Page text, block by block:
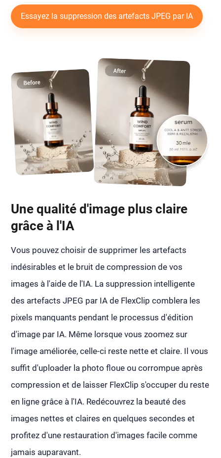
Essayez la suppression des artefacts JPEG par IA
Une qualité d'image plus claire
grâce à l'IA
Vous pouvez choisir de supprimer les artefacts
indésirables et le bruit de compression de vos
images à l'aide de l'IA. La suppression intelligente
des artefacts JPEG par IA de FlexClip comblera les
pixels manquants pendant le processus d'édition
d'image par IA. Même lorsque vous zoomez sur
l'image améliorée, celle-ci reste nette et claire. Il vous
suffit d'uploader la photo floue ou corrompue après
compression et de laisser FlexClip s'occuper du reste
en ligne grâce à l'IA. Redécouvrez la beauté des
images nettes et claires en quelques secondes et
profitez d'une restauration d'images facile comme
jamais auparavant.